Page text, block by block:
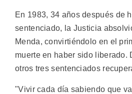
En 1983, 34 años después de
sentenciado, la Justicia
Menda, convirtiéndolo en el
muerte en haber sido liberado.
otros tres sentenciados
"Vivir cada día sabiendo que